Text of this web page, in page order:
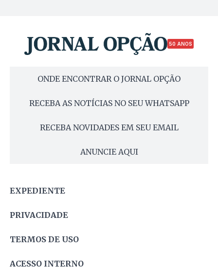
50 ANOS
ONDE ENCONTRAR O JORNAL OPÇÃO
RECEBA AS NOTÍCIAS NO SEU WHATSAPP
RECEBA NOVIDADES EM SEU EMAIL
ANUNCIE AQUI
EXPEDIENTE
PRIVACIDADE
TERMOS DE USO
ACESSO INTERNO